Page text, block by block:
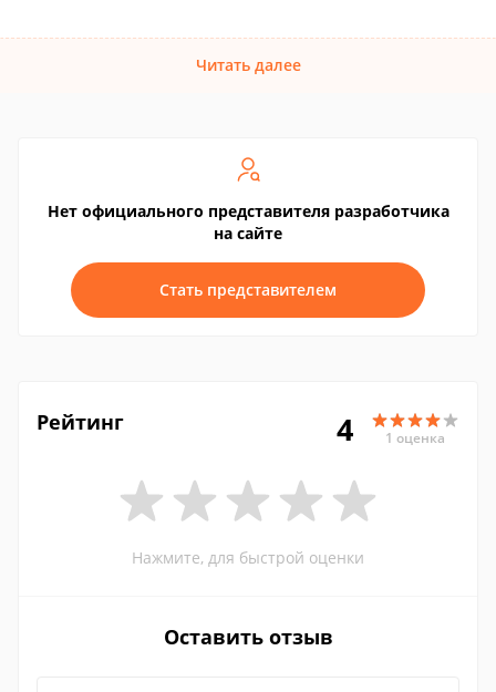
Читать далее
Нет официального представителя разработчика
на сайте
Стать представителем
Рейтинг 4 1 оценка
Нажмите, для быстрой оценки
Оставить отзыв